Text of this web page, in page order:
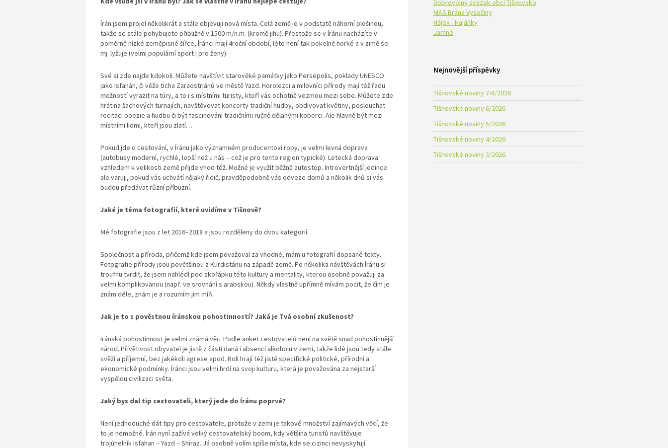
Írán jsem projel několikrát a stále objevuji nová místa. Celá země je v podstatě náhorní plošinou,
takže se stále pohybujete přibližně v 1500 m/n.m. (kromě jihu). Přestože se v Íránu nacházíte v
poměrně nízké zeměpisné šířce, Íránci mají 4roční období, léto není tak pekelně horké a v zimě se
mj. lyžuje (velmi populární sport i pro ženy).
Své si zde najde kdokoli. Můžete navštívit starověké památky jako Persepolis, poklady UNESCO
jako Isfahán, či věže ticha Zaraostriánů ve městě Yazd. Horolezci a milovníci přírody mají též řadu
možností vyrazit na túry, a to i s místními turisty, kteří vás ochotně vezmou mezi sebe. Můžete zde
hrát na šachových turnajích, navštěvovat koncerty tradiční hudby, obdivovat květiny, poslouchat
recitaci poezie a hudbu či být fascinováni tradičními ručně dělanými koberci. Ale hlavně být mezi
místními lidmi, kteří jsou zlatí…
Pokud jde o cestování, v Íránu jako významném producentovi ropy, je velmi levná doprava
(autobusy moderní, rychlé, lepší než u nás – což je pro tento region typické). Letecká doprava
vzhledem k velikosti země přijde vhod též. Možné je využít běžně autostop. Introvertnější jedince
ale varuji, pokud vás uchvátí nějaký řidič, pravděpodobně vás odveze domů a několik dnů si vás
budou předávat různí příbuzní.
Jaké je téma fotografií, které uvidíme v Tišnově?
Mé fotografie jsou z let 2016–2018 a jsou rozděleny do dvou kategorií.
Společnost a příroda, přičemž kde jsem považoval za vhodné, mám u fotografií dopsané texty.
Fotografie přírody jsou povětšinou z Kurdistánu na západě země. Po několika návštěvách Íránu si
troufnu tvrdit, že jsem nahlédl pod skořápku této kultury a mentality, kterou osobně považuji za
velmi komplikovanou (např. ve srovnání s arabskou). Někdy vlastně upřímně mívám pocit, že čím je
znám déle, znám je a rozumím jim míň.
Jak je to s pověstnou íránskou pohostinností? Jaká je Tvá osobní zkušenost?
Iránská pohostinnost je velmi známá věc. Podle anket cestovatelů není na světě snad pohostinnější
národ. Přívětivost obyvatel je jistě z části daná i absencí alkoholu v zemi, takže lidé jsou tedy stále
svěží a příjemní, bez jakékoli agrese apod. Roli hrají též jistě specifické politické, přírodní a
ekonomické podmínky. Íránci jsou velmi hrdí na svoji kulturu, která je považována za nejstarší
vyspělou civilizaci světa.
Jaký bys dal tip cestovateli, který jede do Íránu poprvé?
Není jednoduché dát tipy pro cestovatele, protože v zemi je takové množství zajímavých věcí, že
to je nemožné. Írán nyní zažívá velký cestovatelský boom, kdy většina turistů navštěvuje
trojúhelník Isfahan – Yazd – Shiraz. Já osobně volím spíše místa, kde se cizinci nevyskytují.
Dobrovolný svazek obcí Tišnovsko
MAS Brána Vysočiny
Hájek - Hajánky
Jamné
Nejnovější příspěvky
Tišnovské noviny 7-8/2026
Tišnovské noviny 6/2026
Tišnovské noviny 5/2026
Tišnovské noviny 4/2026
Tišnovské noviny 3/2026